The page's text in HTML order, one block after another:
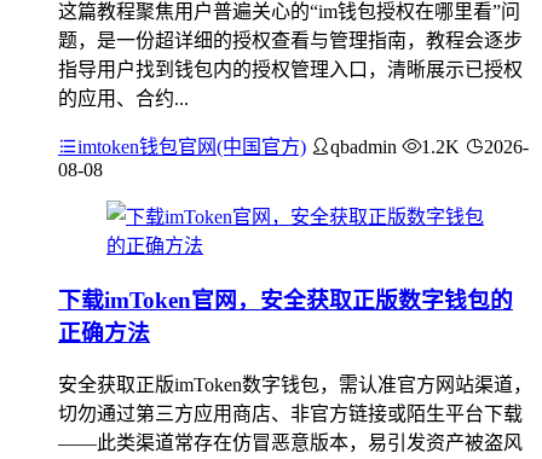
这篇教程聚焦用户普遍关心的“im钱包授权在哪里看”问
题，是一份超详细的授权查看与管理指南，教程会逐步
指导用户找到钱包内的授权管理入口，清晰展示已授权
的应用、合约...
imtoken钱包官网(中国官方) qbadmin 1.2K
2026-
08-08
下载imToken官网，安全获取正版数字钱包的
正确方法
安全获取正版imToken数字钱包，需认准官方网站渠道，
切勿通过第三方应用商店、非官方链接或陌生平台下载
——此类渠道常存在仿冒恶意版本，易引发资产被盗风